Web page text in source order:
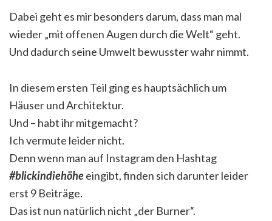
Dabei geht es mir besonders darum, dass man mal
wieder „mit offenen Augen durch die Welt“ geht.
Und dadurch seine Umwelt bewusster wahr nimmt.
In diesem ersten Teil ging es hauptsächlich um
Häuser und Architektur.
Und – habt ihr mitgemacht?
Ich vermute leider nicht.
Denn wenn man auf Instagram den Hashtag
#blickindiehöheeingibt, finden sich darunter leider
erst 9 Beiträge.
Das ist nun natürlich nicht „der Burner“.